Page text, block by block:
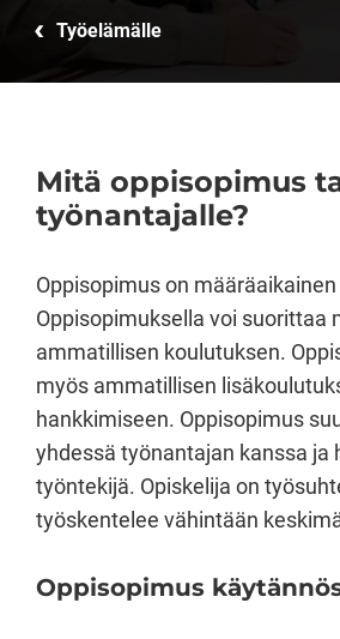
Työelämälle
Mitä oppisopimus
työnantajalle?
Oppisopimus on
Oppisopimuksella voi suorittaa
ammatillisen koulutuksen.
myös ammatillisen
hankkimiseen. Oppisopimus
yhdessä työnantajan kanssa ja
työntekijä. Opiskelija on
työskentelee vähintään
Oppisopimus